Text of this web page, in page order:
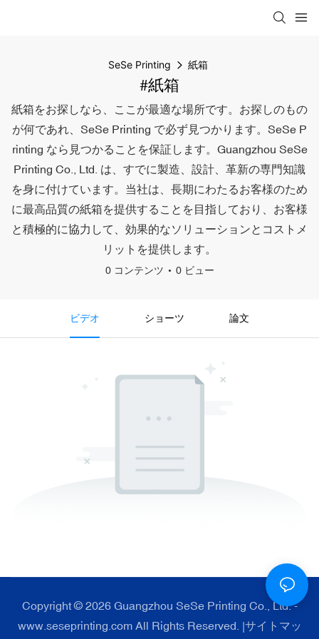
SeSe Printing 紙箱
#紙箱
紙箱をお探しなら、ここが最適な場所です。お探しのもの
が何であれ、SeSe Printing で必ず見つかります。SeSe P
rinting なら見つかることを保証します。Guangzhou SeSe
Printing Co., Ltd. は、すでに製造、設計、革新の専門知識
を身に付けています。当社は、長期にわたるお客様のため
に最高品質の紙箱を提供することを目指しており、お客様
と積極的に協力して、効果的なソリューションとコストメ
リットを提供します。
0 コンテンツ 0 ビュー
ビデオ ショーツ 論文
Copyright © 2026 Guangzhou SeSe Printing Co., Ltd. -
www.seseprinting.com All Rights Reserved. |サイトマッ